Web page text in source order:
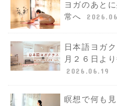
ヨガのあと
常へ
日本語ヨガ
月２６日よ
2026.06.19
瞑想で何も